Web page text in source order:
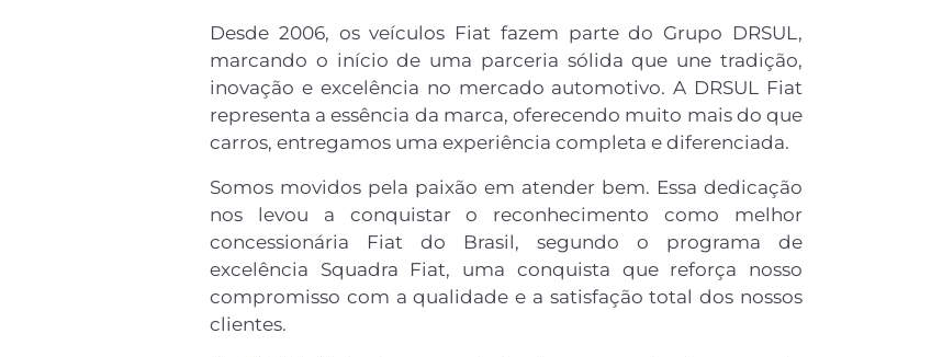
Desde 2006, os veículos Fiat fazem parte do Grupo DRSUL,
marcando o início de uma parceria sólida que une tradição,
inovação e excelência no mercado automotivo. A DRSUL Fiat
representa a essência da marca, oferecendo muito mais do que
carros, entregamos uma experiência completa e diferenciada.
Somos movidos pela paixão em atender bem. Essa dedicação
nos levou a conquistar o reconhecimento como melhor
concessionária Fiat do Brasil, segundo o programa de
excelência Squadra Fiat, uma conquista que reforça nosso
compromisso com a qualidade e a satisfação total dos nossos
clientes.